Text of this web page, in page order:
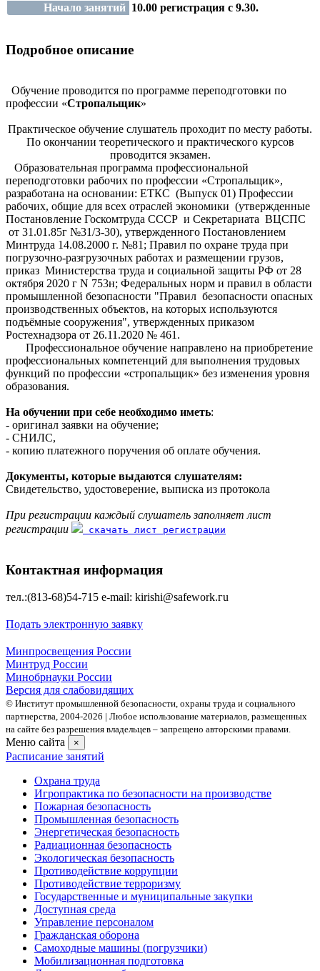
Начало занятий 10.00 регистрация с 9.30.
Подробное описание
Обучение проводится по программе переподготовки по
профессии «Стропальщик»
Практическое обучение слушатель проходит по месту работы.
По окончании теоретического и практического курсов
проводится экзамен.
Образовательная программа профессиональной
переподготовки рабочих по профессии «Стропальщик»,
разработана на основании: ЕТКС (Выпуск 01) Профессии
рабочих, общие для всех отраслей экономики (утвержденные
Постановление Госкомтруда СССР и Секретариата ВЦСПС
от 31.01.85г №31/3-30), утвержденного Постановлением
Минтруда 14.08.2000 г. №81; Правил по охране труда при
погрузочно-разгрузочных работах и размещении грузов,
приказ Министерства труда и социальной защиты РФ от 28
октября 2020 г N 753н; Федеральных норм и правил в области
промышленной безопасности "Правил безопасности опасных
производственных объектов, на которых используются
подъёмные сооружения", утвержденных приказом
Ростехнадзора от 26.11.2020 № 461.
Профессиональное обучение направлено на приобретение
профессиональных компетенций для выполнения трудовых
функций по профессии «стропальщик» без изменения уровня
образования.
На обучении при себе необходимо иметь:
- оригинал заявки на обучение;
- СНИЛС,
- копию платежного поручения об оплате обучения.
Документы, которые выдаются слушателям:
Свидетельство, удостоверение, выписка из протокола
При регистрации каждый слушатель заполняет лист
регистрации
скачать лист регистрации
Контактная информация
тел.:(813-68)54-715 е-mаil: kirishi@safework.гu
Подать электронную заявку
Минпросвещения России
Минтруд России
Минобрнауки России
Версия для слабовидящих
© Институт промышленной безопасности, охраны труда и социального
партнерства, 2004- 2026 | Любое использование материалов, размещенных
на сайте без разрешения владельцев – запрещено авторскими правами.
Меню сайта ×
Расписание занятий
Охрана труда
Игропрактика по безопасности на производстве
Пожарная безопасность
Промышленная безопасность
Энергетическая безопасность
Радиационная безопасность
Экологическая безопасность
Противодействие коррупции
Противодействие терроризму
Государственные и муниципальные закупки
Доступная среда
Управление персоналом
Гражданская оборона
Самоходные машины (погрузчики)
Мобилизационная подготовка